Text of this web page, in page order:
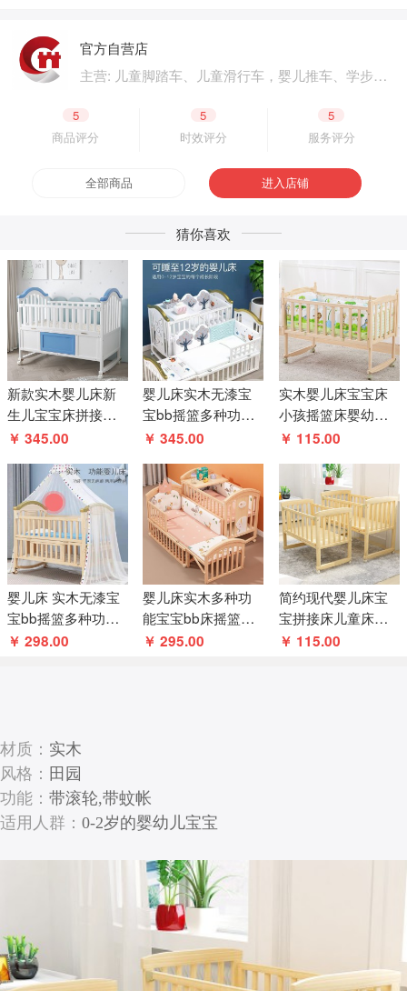
官方自营店
主营: 儿童脚踏车、儿童滑行车，婴儿推车、学步
品、户外用品，母婴用品、婴童用品，电子玩具、
益智玩具，公园设施、广场游乐，成人脚踏车、成
件、电动车零配件，生产原材料、包装原材料，产
品外包装、产品内包装，生产设备、五金工具，采
5
商品评分
5
时效评分
5
服务评分
全部商品 进入店铺
猜你喜欢
新款实木婴儿床新
生儿宝宝床拼接床
卧室加宽床带储物
￥ 345.00
婴儿床实木无漆宝
宝bb摇篮多种功能
儿童儿可移动拼接
￥ 345.00
实木婴儿床宝宝床
小孩摇篮床婴幼儿
床bb床变书桌卧室
￥ 115.00
婴儿床 实木无漆宝
宝bb摇篮多种功能
儿童新生儿可移动
￥ 298.00
婴儿床实木多种功
能宝宝bb床摇篮小
床新生儿睡床可移
￥ 295.00
简约现代婴儿床宝
宝拼接床儿童床宝
宝摇篮床婴幼儿床
￥ 115.00
材质： 实木
风格： 田园
功能： 带滚轮,带蚊帐
适用人群： 0-2岁的婴幼儿宝宝